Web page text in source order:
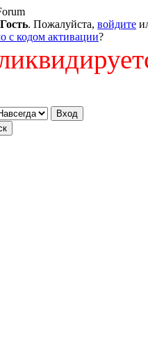
Гость. Пожалуйста, войдите
с кодом активации?